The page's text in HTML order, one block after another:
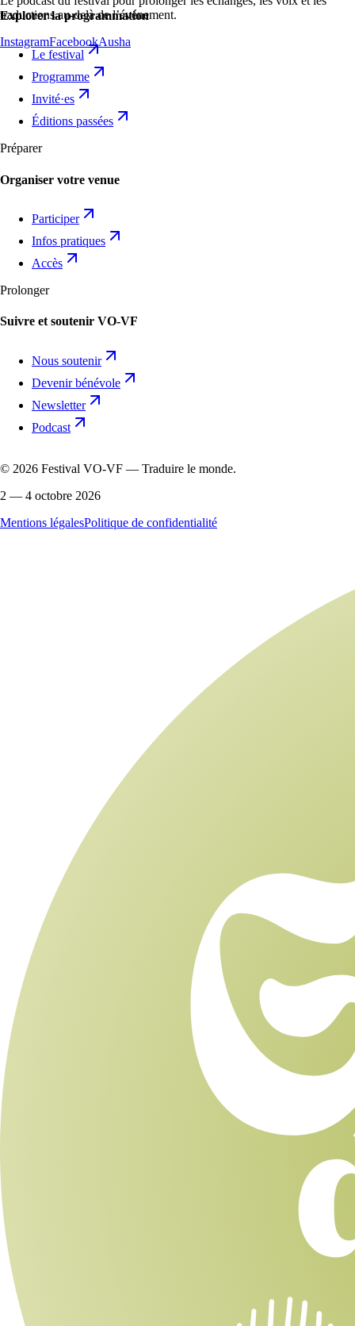
traductions au-delà de l’événement.
InstagramFacebookAusha
Explorer la programmation
Le festival
Programme
Invité·es
Éditions passées
Préparer
Organiser votre venue
Participer
Infos pratiques
Accès
Prolonger
Suivre et soutenir VO-VF
Nous soutenir
Devenir bénévole
Newsletter
Podcast
© 2026 Festival VO-VF — Traduire le monde.
2 — 4 octobre 2026
Mentions légalesPolitique de confidentialité